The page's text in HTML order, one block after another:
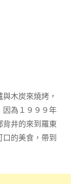
木炭來燒烤，
因為１９９９年
背井的來到羅東
的美食，帶到